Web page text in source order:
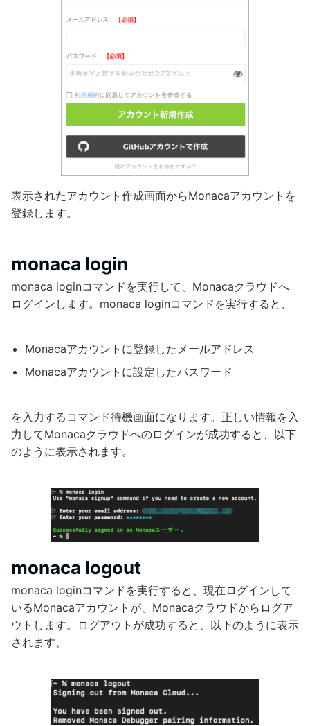
表示されたアカウント作成画面からMonacaアカウントを
登録します。
monaca login
monaca loginコマンドを実行して、Monacaクラウドへ
ログインします。monaca loginコマンドを実行すると、
Monacaアカウントに登録したメールアドレス
Monacaアカウントに設定したパスワード
を入力するコマンド待機画面になります。正しい情報を入
力してMonacaクラウドへのログインが成功すると、以下
のように表示されます。
monaca logout
monaca loginコマンドを実行すると、現在ログインして
いるMonacaアカウントが、Monacaクラウドからログア
ウトします。ログアウトが成功すると、以下のように表示
されます。